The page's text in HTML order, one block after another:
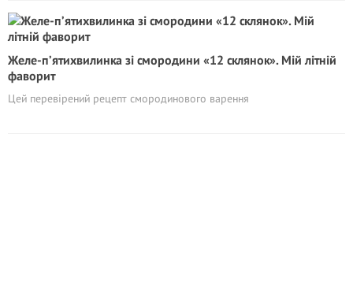
Желе-п’ятихвилинка зі смородини «12 склянок». Мій літній
фаворит
Цей перевірений рецепт смородинового варення